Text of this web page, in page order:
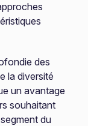
des
la diversité
un avantage
souhaitant
du